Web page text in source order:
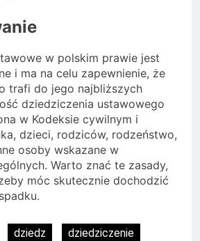
w polskim prawie jest
i ma na celu zapewnienie, że
trafi do jego najbliższych
dziedziczenia ustawowego
w Kodeksie cywilnym i
dzieci, rodziców, rodzeństwo,
osoby wskazane w
Warto znać te zasady,
móc skutecznie dochodzić
dziedz
dziedziczenie